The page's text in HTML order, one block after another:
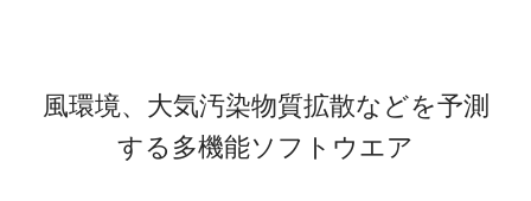
風環境、大気汚染物質拡散などを予測
する多機能ソフトウエア